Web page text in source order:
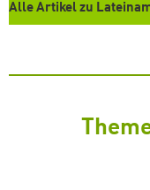
Alle Artikel zu